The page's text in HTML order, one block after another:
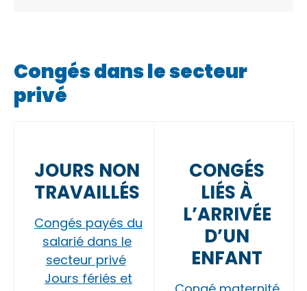
Congés dans le secteur
privé
JOURS NON
TRAVAILLÉS
Congés payés du
salarié dans le
secteur privé
Jours fériés et
CONGÉS
LIÉS À
L’ARRIVÉE
D’UN
ENFANT